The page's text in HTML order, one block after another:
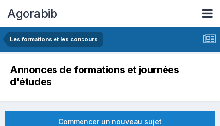
Agorabib
Les formations et les concours
Annonces de formations et journées
d'études
Commencer un nouveau sujet